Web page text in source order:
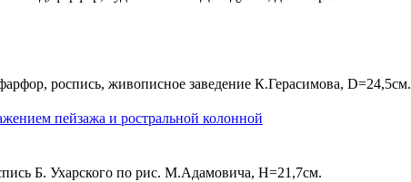
роспись, живописное заведение К.Герасимова, D=24,5см.
пейзажа и ростральной колонной
Б. Ухарского по рис. М.Адамовича, Н=21,7см.